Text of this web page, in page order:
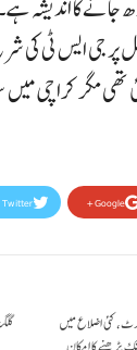
جانے کا اندیشہ
مگر کراچی میں
Twitter Google+
کئی اضلاع میں